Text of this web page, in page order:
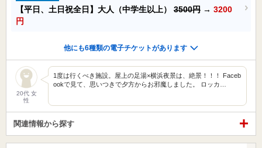
【平日、土日祝全日】大人（中学生以上） 3500円 → 3200
円
他にも6種類の電子チケットがあります
20代 女
性
1度は行くべき施設。屋上の足湯×横浜夜景は、絶景！！！ Faceb
ookで見て、思いつきで夕方からお邪魔しました。 ロッカ…
関連情報から探す